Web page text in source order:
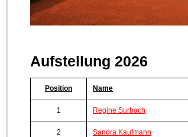
Aufstellung 2026
Position Name
1 Regine Surbach
2 Sandra Kaufmann